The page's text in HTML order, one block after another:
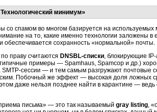
минимум»
со спамом во многом базируется на
на то, какие именно технологии заложены в
сохранность «нормальной» почты.
праву считаются DNSBL-списки, блокирующие
примеры — Spamhaus, Spamcop и др.)
сессии — и тем самым разгружают почтовые
Побочный же эффект — высокая доля ложных
даже нельзя позднее найти в карантине —
письма» — это так называемый gray listing,